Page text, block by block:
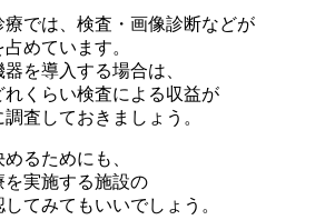
では、検査・画像診断などが
めています。
を導入する場合は、
くらい検査による収益が
査しておきましょう。
るためにも、
実施する施設の
てみてもいいでしょう。